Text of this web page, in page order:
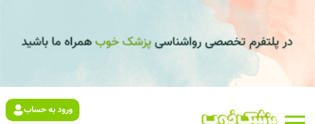
ورود به حساب